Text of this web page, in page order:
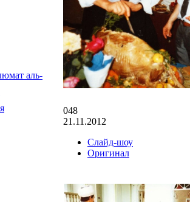
аль-
048
21.11.2012
Слайд-шоу
Оригинал